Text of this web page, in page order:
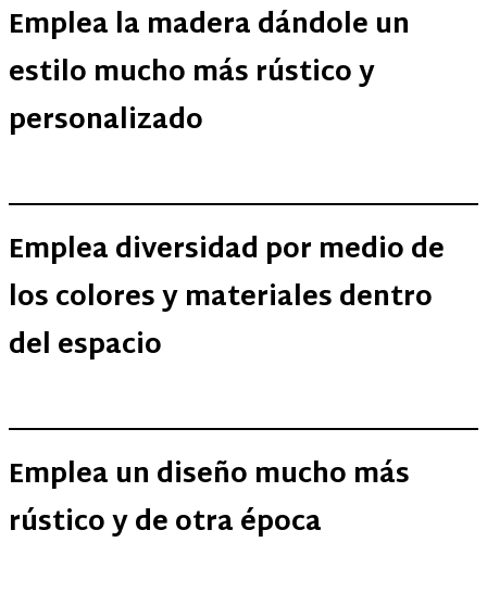
Emplea la madera dándole un
estilo mucho más rústico y
personalizado
Emplea diversidad por medio de
los colores y materiales dentro
del espacio
Emplea un diseño mucho más
rústico y de otra época